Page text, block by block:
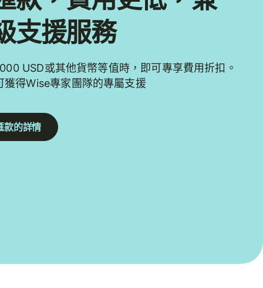
支援服務
USD或其他貨幣等值時，即可專享費用折扣。
獲得Wise專家團隊的專屬支援
款的詳情